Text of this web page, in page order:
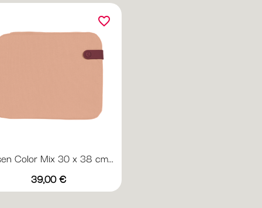
Color Mix 30 x 38 cm...
Preis
39,00 €
 Vorschau
WeinrotNachtblau
CremeMinze
favorite_border